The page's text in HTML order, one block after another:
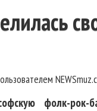
фолк-рок-